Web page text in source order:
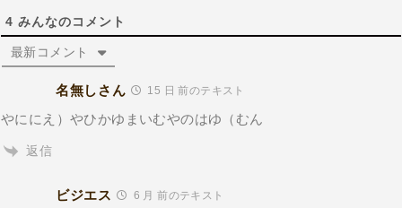
4 みんなのコメント
最新コメント
名無しさん 15 日 前のテキスト
やににえ）やひかゆまいむやのはゆ（むん
返信
ビジエス 6 月 前のテキスト